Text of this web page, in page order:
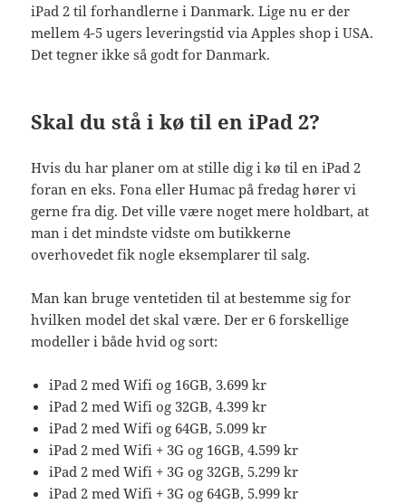
iPad 2 til forhandlerne i Danmark. Lige nu er der
mellem 4-5 ugers leveringstid via Apples shop i USA.
Det tegner ikke så godt for Danmark.
Skal du stå i kø til en iPad 2?
Hvis du har planer om at stille dig i kø til en iPad 2
foran en eks. Fona eller Humac på fredag hører vi
gerne fra dig. Det ville være noget mere holdbart, at
man i det mindste vidste om butikkerne
overhovedet fik nogle eksemplarer til salg.
Man kan bruge ventetiden til at bestemme sig for
hvilken model det skal være. Der er 6 forskellige
modeller i både hvid og sort:
iPad 2 med Wifi og 16GB, 3.699 kr
iPad 2 med Wifi og 32GB, 4.399 kr
iPad 2 med Wifi og 64GB, 5.099 kr
iPad 2 med Wifi + 3G og 16GB, 4.599 kr
iPad 2 med Wifi + 3G og 32GB, 5.299 kr
iPad 2 med Wifi + 3G og 64GB, 5.999 kr